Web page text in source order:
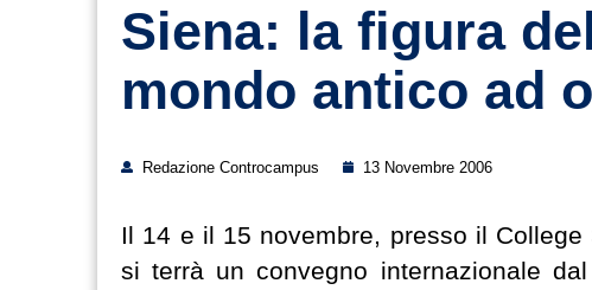
Siena: la figura
mondo antico ad
Redazione Controcampus 13 Novembre 2006
Il 14 e il 15 novembre, presso il
si terrà un convegno internazionale